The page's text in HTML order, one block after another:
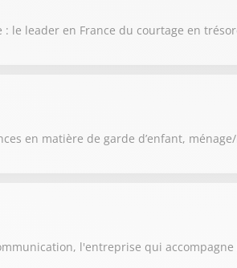
: le leader en France du courtage en
en matière de garde d’enfant,
l'entreprise qui